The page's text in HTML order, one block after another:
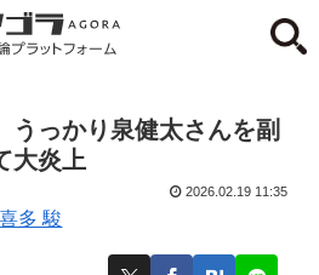
うっかり泉健太さんを副
大炎上
多 駿
2026.02.19 11:35